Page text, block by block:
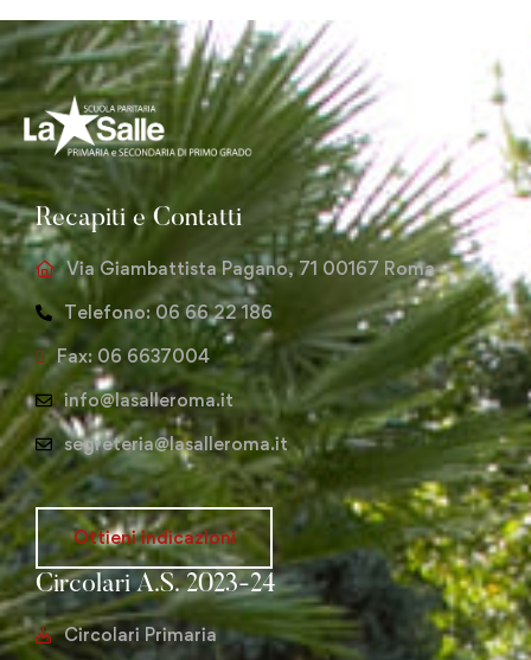
Recapiti e Contatti
Via Giambattista Pagano, 71 00167 Roma
Telefono: 06 66 22 186
Fax: 06 6637004
info@lasalleroma.it
segreteria@lasalleroma.it
Ottieni indicazioni
Circolari A.S. 2023-24
Circolari Primaria